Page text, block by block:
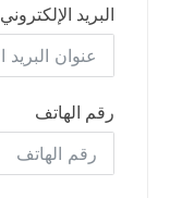
البريد الإلكتروني
رقم الهاتف